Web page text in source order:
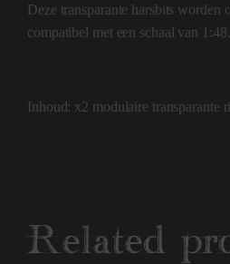
Deze transparante harsbits worden
compatibel met een schaal van 1:48.
Inhoud: x2 modulaire transparante
Related